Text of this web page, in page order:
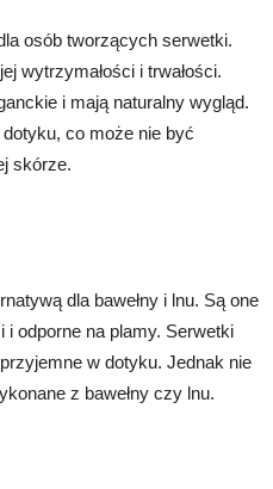
osób tworzących serwetki.
wytrzymałości i trwałości.
i mają naturalny wygląd.
co może nie być
skórze.
dla bawełny i lnu. Są one
i odporne na plamy. Serwetki
w dotyku. Jednak nie
z bawełny czy lnu.